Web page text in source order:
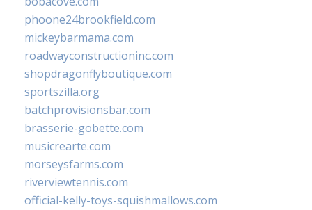
phoone24brookfield.com
mickeybarmama.com
roadwayconstructioninc.com
shopdragonflyboutique.com
sportszilla.org
batchprovisionsbar.com
brasserie-gobette.com
musicrearte.com
morseysfarms.com
riverviewtennis.com
official-kelly-toys-squishmallows.com